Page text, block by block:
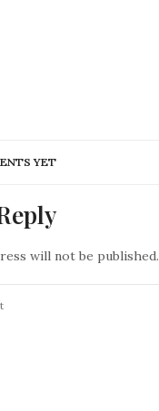
YET
will not be published.